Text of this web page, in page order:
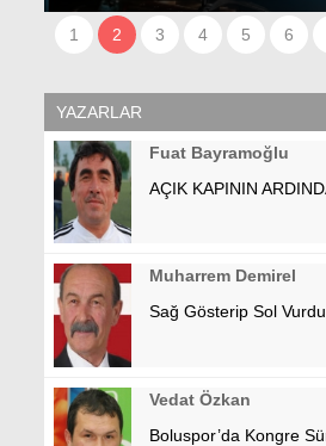
1 2 3 4 5 6
YAZARLAR
Fuat Bayramoğlu
AÇIK KAPININ
Muharrem Demirel
Sağ Gösterip Sol
Vedat Özkan
Boluspor’da Kongre